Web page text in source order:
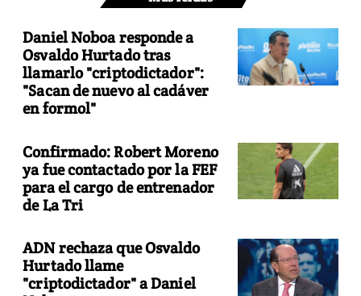
Daniel Noboa responde a
Osvaldo Hurtado tras
llamarlo "criptodictador":
"Sacan de nuevo al cadáver
en formol"
Confirmado: Robert Moreno
ya fue contactado por la FEF
para el cargo de entrenador
de La Tri
ADN rechaza que Osvaldo
Hurtado llame
"criptodictador" a Daniel